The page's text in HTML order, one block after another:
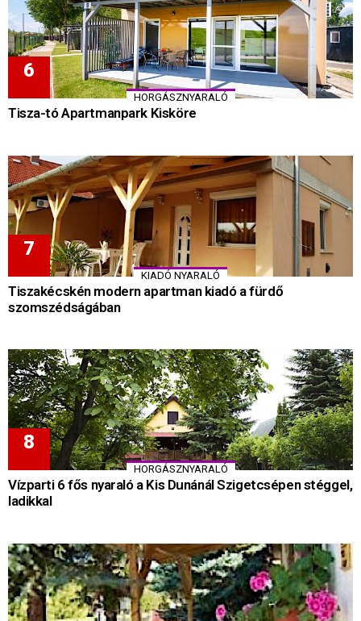
HORGÁSZNYARALÓ
Tisza-tó Apartmanpark Kisköre
KIADÓ NYARALÓ
Tiszakécskén modern apartman kiadó a fürdő
szomszédságában
HORGÁSZNYARALÓ
Vízparti 6 fős nyaraló a Kis Dunánál Szigetcsépen stéggel,
ladikkal